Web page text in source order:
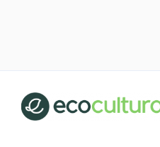
contenuto